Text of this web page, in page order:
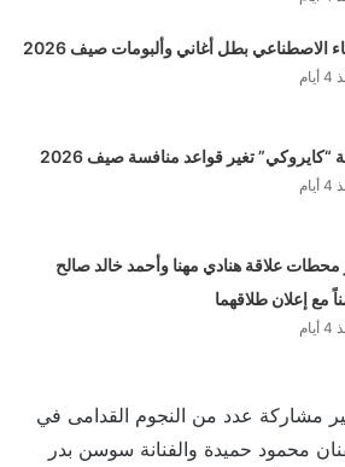
الاصطناعي بطل أغاني وألبومات صيف 2026
“كايروكي” تغير قواعد منافسة صيف 2026
محطات علاقة هنادي مهنا وأحمد خالد صالح
مع إعلان طلاقهما
عدد من النجوم القدامى في
محمود حميدة والفنانة سوسن بدر